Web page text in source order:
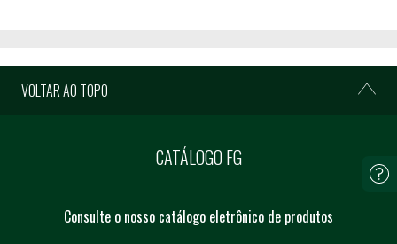
VOLTAR AO TOPO
CATÁLOGO FG
Consulte o nosso catálogo eletrônico de produtos